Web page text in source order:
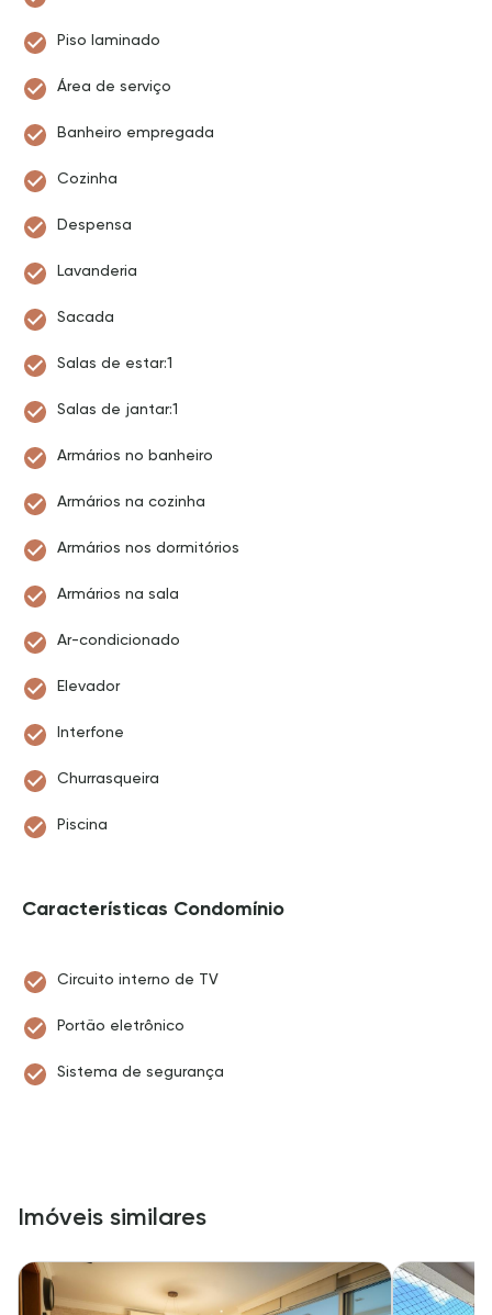
Piso laminado
Área de serviço
Banheiro empregada
Cozinha
Despensa
Lavanderia
Sacada
Salas de estar:1
Salas de jantar:1
Armários no banheiro
Armários na cozinha
Armários nos dormitórios
Armários na sala
Ar-condicionado
Elevador
Interfone
Churrasqueira
Piscina
Características Condomínio
Circuito interno de TV
Portão eletrônico
Sistema de segurança
Imóveis similares